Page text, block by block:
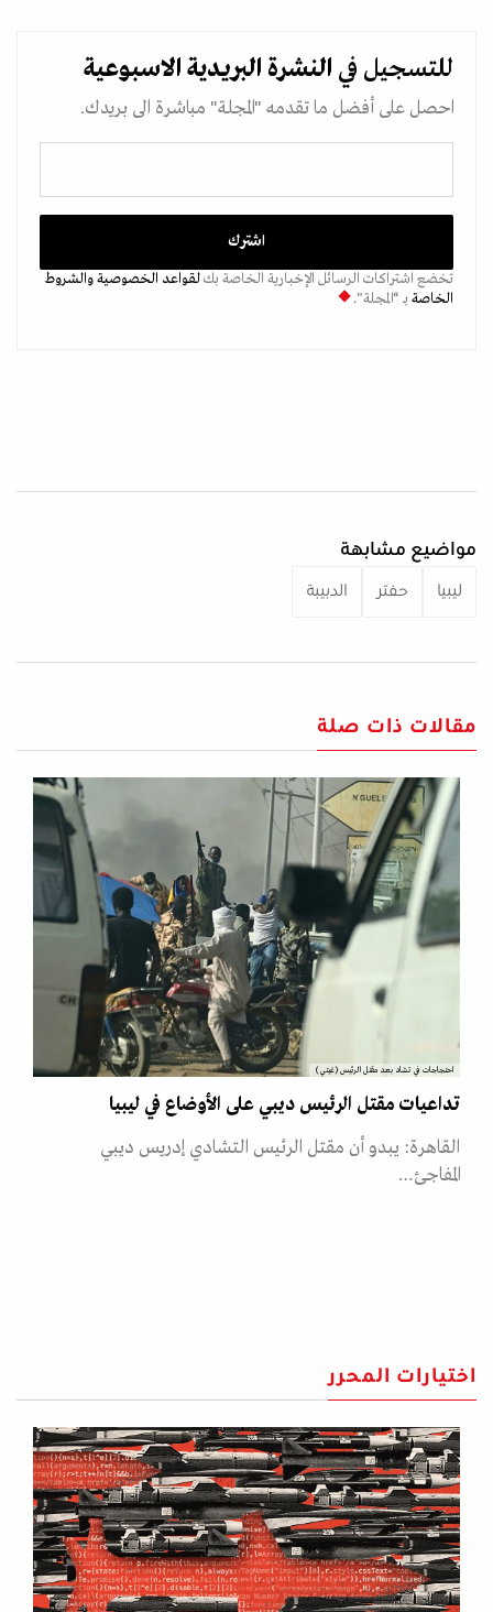
للتسجيل في النشرة البريدية الاسبوعية
احصل على أفضل ما تقدمه "المجلة" مباشرة الى بريدك.
تخضع اشتراكات الرسائل الإخبارية الخاصة بكلقواعد الخصوصيةوالشروط
الخاصة بـ “المجلة".
مواضيع مشابهة
ليبيا حفتر الدبيبة
مقالات ذات صلة
احتجاجات في تشاد بعد مقتل الرئيس (غيتي)
تداعيات مقتل الرئيس ديبي على الأوضاع في ليبيا
القاهرة: يبدو أن مقتل الرئيس التشادي إدريس ديبي
المفاجئ…
اختيارات المحرر